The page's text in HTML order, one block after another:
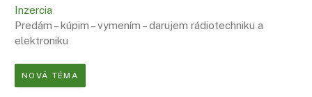
Inzercia
Predám – kúpim – vymením – darujem rádiotechniku a
elektroniku
NOVÁ TÉMA